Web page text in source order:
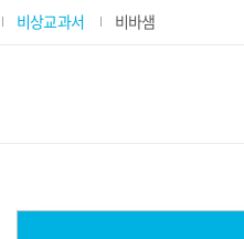
비상교과서 비바샘